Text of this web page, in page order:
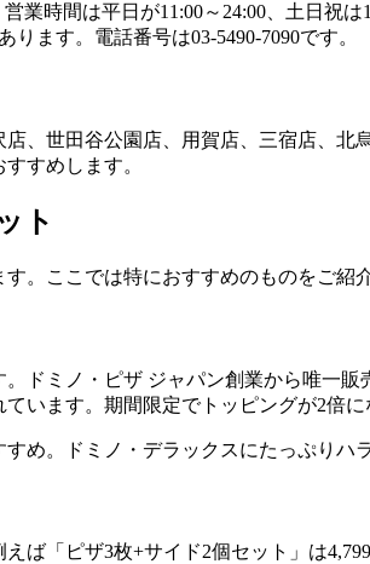
時間は平日が11:00～24:00、土日祝は
ます。電話番号は03-5490-7090です。
、世田谷公園店、用賀店、三宿店、
すめします。
ト
。ここでは特におすすめのものをご紹
ドミノ・ピザ ジャパン創業から唯一
います。期間限定でトッピングが2倍
め。ドミノ・デラックスにたっぷりハ
ば「ピザ3枚+サイド2個セット」は